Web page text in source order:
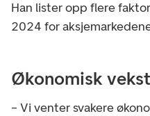
Han lister opp flere
2024 for
Økonomisk vekst
– Vi venter svakere